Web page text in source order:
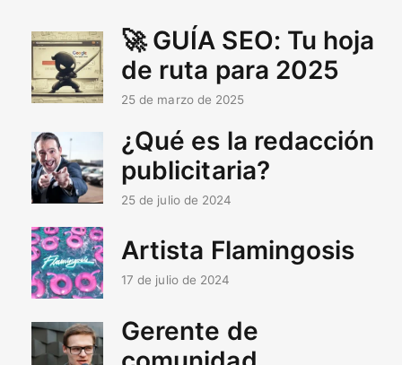
🚀 GUÍA SEO: Tu hoja
de ruta para 2025
25 de marzo de 2025
¿Qué es la redacción
publicitaria?
25 de julio de 2024
Artista Flamingosis
17 de julio de 2024
Gerente de